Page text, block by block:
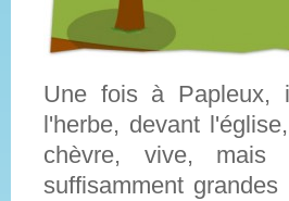
Une fois à Papleux,
l'herbe, devant
chèvre, vive,
suffisamment